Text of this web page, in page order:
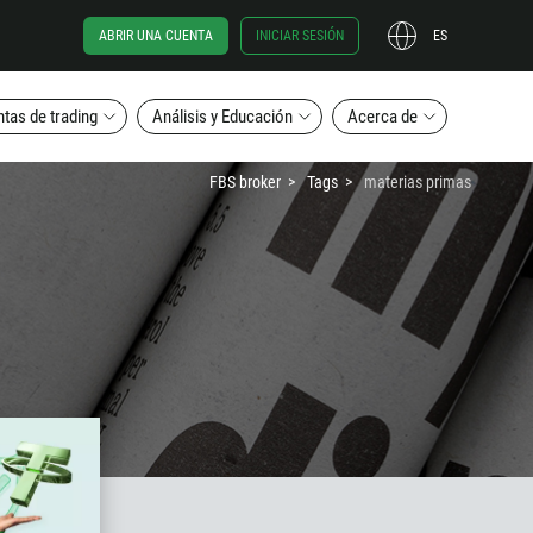
ABRIR UNA CUENTA INICIAR SESIÓN ES
de trading Análisis y Educación Acerca de
FBS broker Tags materias primas